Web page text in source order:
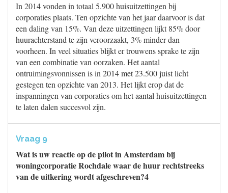
In 2014 vonden in totaal 5.900 huisuitzettingen bij
corporaties plaats. Ten opzichte van het jaar daarvoor is dat
een daling van 15%. Van deze uitzettingen lijkt 85% door
huurachterstand te zijn veroorzaakt, 3% minder dan
voorheen. In veel situaties blijkt er trouwens sprake te zijn
van een combinatie van oorzaken. Het aantal
ontruimingsvonnissen is in 2014 met 23.500 juist licht
gestegen ten opzichte van 2013. Het lijkt erop dat de
inspanningen van corporaties om het aantal huisuitzettingen
te laten dalen succesvol zijn.
Vraag 9
Wat is uw reactie op de pilot in Amsterdam bij
woningcorporatie Rochdale waar de huur rechtstreeks
van de uitkering wordt afgeschreven?4